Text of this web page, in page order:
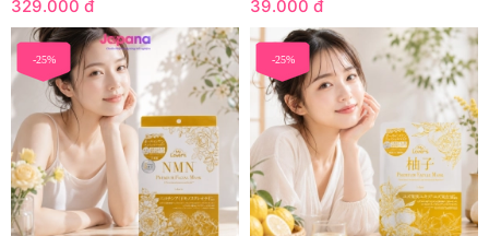
329.000 đ 39.000 đ
-25% -25%